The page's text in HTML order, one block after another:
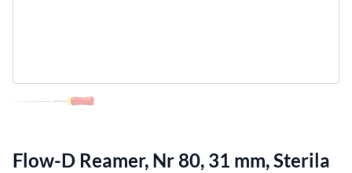
Flow-D Reamer, Nr 80, 31 mm, Sterila